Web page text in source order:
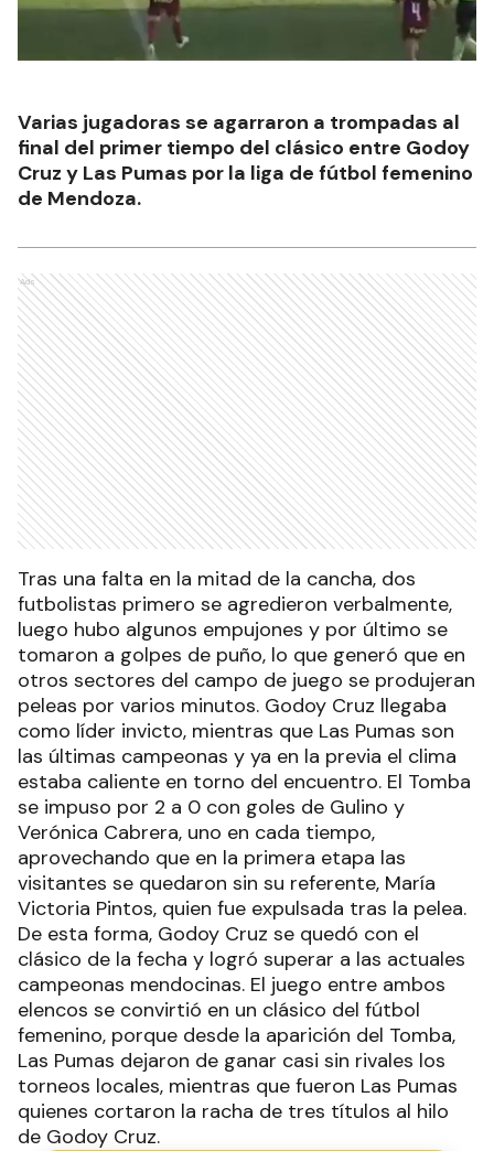
Varias jugadoras se agarraron a trompadas al
final del primer tiempo del clásico entre Godoy
Cruz y Las Pumas por la liga de fútbol femenino
de Mendoza.
Ads
Tras una falta en la mitad de la cancha, dos
futbolistas primero se agredieron verbalmente,
luego hubo algunos empujones y por último se
tomaron a golpes de puño, lo que generó que en
otros sectores del campo de juego se produjeran
peleas por varios minutos. Godoy Cruz llegaba
como líder invicto, mientras que Las Pumas son
las últimas campeonas y ya en la previa el clima
estaba caliente en torno del encuentro. El Tomba
se impuso por 2 a 0 con goles de Gulino y
Verónica Cabrera, uno en cada tiempo,
aprovechando que en la primera etapa las
visitantes se quedaron sin su referente, María
Victoria Pintos, quien fue expulsada tras la pelea.
De esta forma, Godoy Cruz se quedó con el
clásico de la fecha y logró superar a las actuales
campeonas mendocinas. El juego entre ambos
elencos se convirtió en un clásico del fútbol
femenino, porque desde la aparición del Tomba,
Las Pumas dejaron de ganar casi sin rivales los
torneos locales, mientras que fueron Las Pumas
quienes cortaron la racha de tres títulos al hilo
de Godoy Cruz.